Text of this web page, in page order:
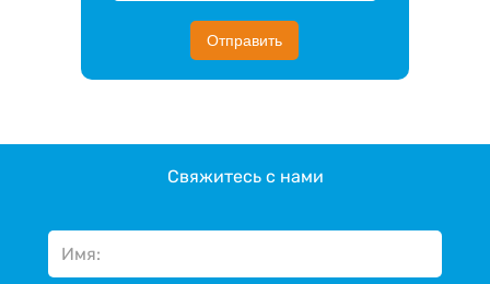
Отправить
Свяжитесь с нами